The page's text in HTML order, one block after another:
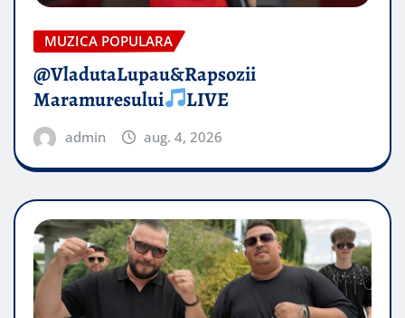
MUZICA POPULARA
@VladutaLupau&Rapsozii
Maramuresului
LIVE
admin aug. 4, 2026